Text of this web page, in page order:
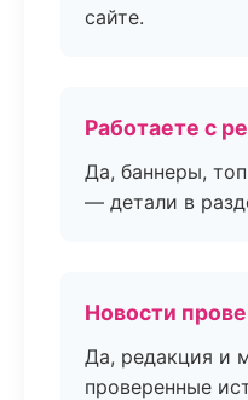
сайте.
Работаете с
Да, баннеры,
— детали в
Новости
Да, редакция и
проверенные